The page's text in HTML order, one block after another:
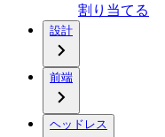
割り当てる
設計
前端
ヘッドレス